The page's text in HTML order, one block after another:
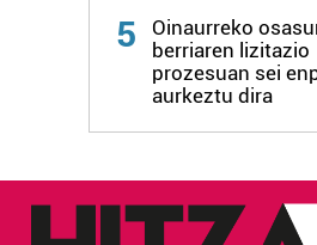
5
Oinaurreko
berriaren lizitazio
prozesuan sei
aurkeztu dira